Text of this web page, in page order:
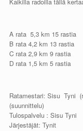
A rata 5,3 km 15 rastia
B rata 4,2 km 13 rastia
C rata 2,9 km 9 rastia
D rata 1,5 km 5 rastia
Ratamestari: Sisu Tyni
(suunnittelu)
Tulospalvelu : Sisu Tyni
Järjestäjät: Tynit